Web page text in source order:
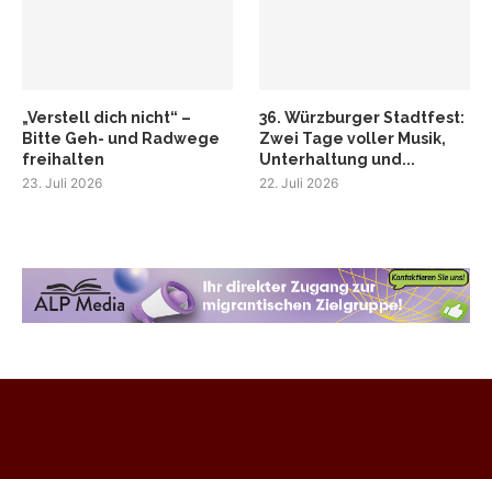
„Verstell dich nicht“ –
Bitte Geh- und Radwege
freihalten
23. Juli 2026
36. Würzburger Stadtfest:
Zwei Tage voller Musik,
Unterhaltung und...
22. Juli 2026